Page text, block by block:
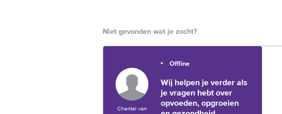
Niet gevonden wat je zocht?
Chantal van
Offline
Wij helpen je verder als
je vragen hebt over
opvoeden, opgroeien